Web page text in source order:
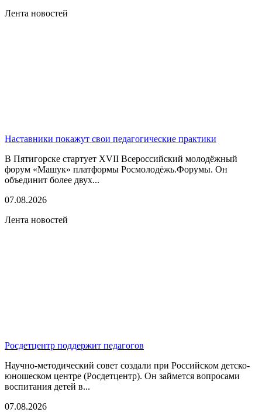
Лента новостей
Наставники покажут свои педагогические практики
В Пятигорске стартует XVII Всероссийский молодёжный
форум «Машук» платформы Росмолодёжь.Форумы. Он
объединит более двух...
07.08.2026
Лента новостей
Росдетцентр поддержит педагогов
Научно-методический совет создали при Российском детско-
юношеском центре (Росдетцентр). Он займется вопросами
воспитания детей в...
07.08.2026